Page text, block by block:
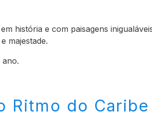
história e com paisagens
majestade.
ano.
Ritmo do Caribe